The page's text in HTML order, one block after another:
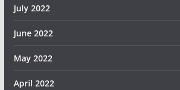
July 2022
June 2022
May 2022
April 2022